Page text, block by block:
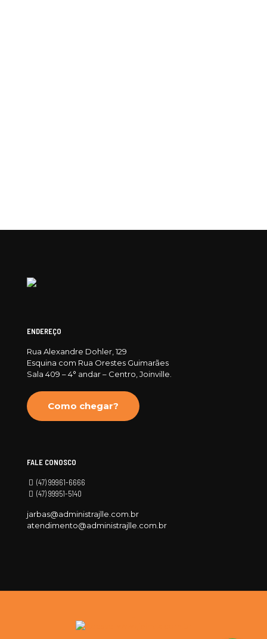
ENDEREÇO
Rua Alexandre Dohler, 129
Esquina com Rua Orestes Guimarães
Sala 409 – 4° andar – Centro, Joinville.
Como chegar?
FALE CONOSCO
(47) 99961-6666
(47) 99951-5140
jarbas@administrajlle.com.br
atendimento@administrajlle.com.br